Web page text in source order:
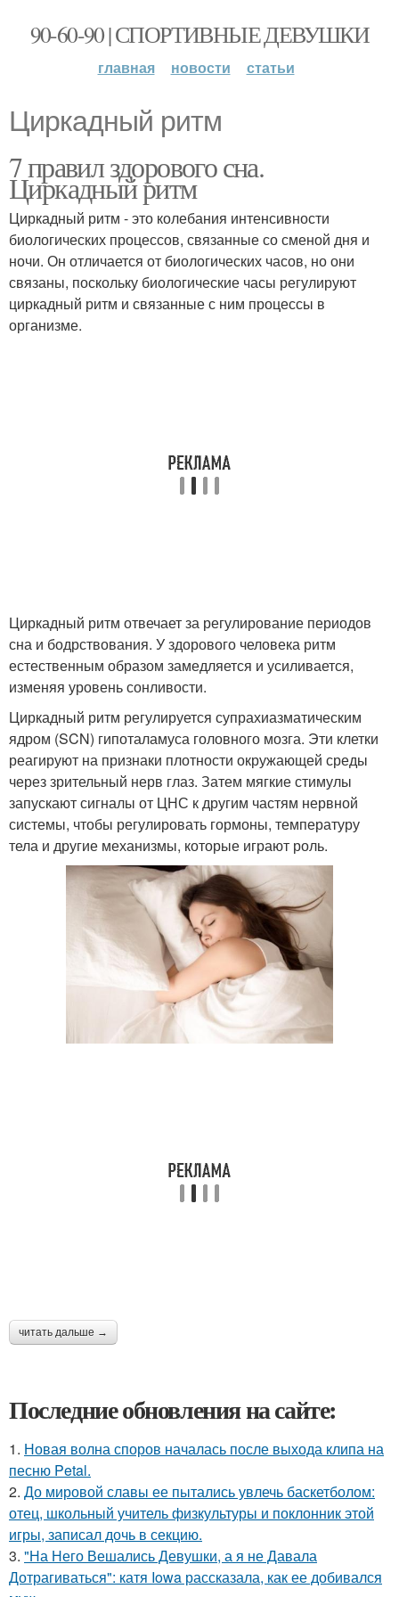
90-60-90 | СПОРТИВНЫЕ ДЕВУШКИ
главная новости статьи
Циркадный ритм
7 правил здорового сна.
Циркадный ритм
Циркадный ритм - это колебания интенсивности
биологических процессов, связанные со сменой дня и
ночи. Он отличается от биологических часов, но они
связаны, поскольку биологические часы регулируют
циркадный ритм и связанные с ним процессы в
организме.
Циркадный ритм отвечает за регулирование периодов
сна и бодрствования. У здорового человека ритм
естественным образом замедляется и усиливается,
изменяя уровень сонливости.
Циркадный ритм регулируется супрахиазматическим
ядром (SCN) гипоталамуса головного мозга. Эти клетки
реагируют на признаки плотности окружающей среды
через зрительный нерв глаз. Затем мягкие стимулы
запускают сигналы от ЦНС к другим частям нервной
системы, чтобы регулировать гормоны, температуру
тела и другие механизмы, которые играют роль.
читать дальше →
Последние обновления на сайте:
1. Новая волна споров началась после выхода клипа на
песню Petal.
2. До мировой славы ее пытались увлечь баскетболом:
отец, школьный учитель физкультуры и поклонник этой
игры, записал дочь в секцию.
3. "На Него Вешались Девушки, а я не Давала
Дотрагиваться": катя Iowa рассказала, как ее добивался